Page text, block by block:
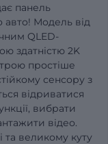
панель
авто! Модель від
QLED-
здатністю 2K
простіше
сенсору з
відриватися
вибрати
відео.
та великому куту